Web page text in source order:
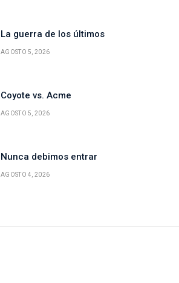
La guerra de los últimos
AGOSTO 5, 2026
Coyote vs. Acme
AGOSTO 5, 2026
Nunca debimos entrar
AGOSTO 4, 2026